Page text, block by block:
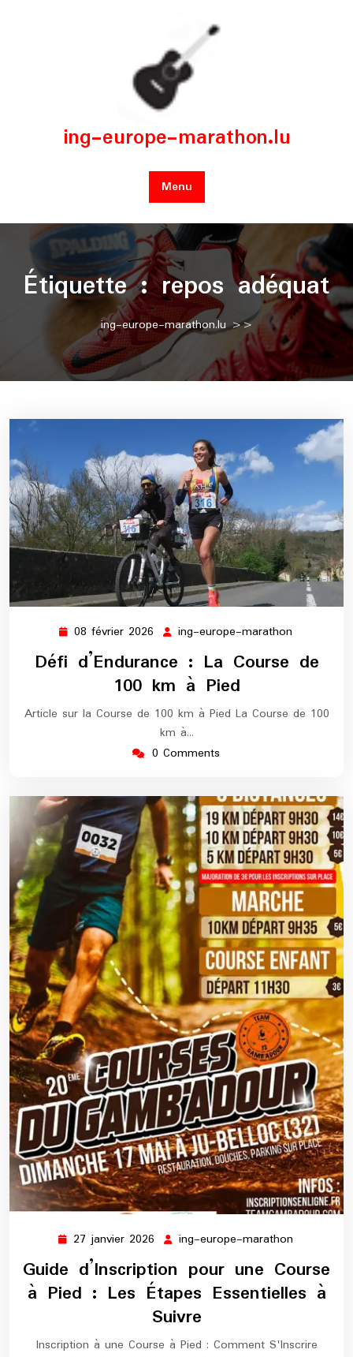
ing-europe-marathon.lu
Menu
Étiquette :repos adéquat
ing-europe-marathon.lu>>
08 février 2026 08
2026
ing-europe-marathon
europe-
marathon
Défi d’Endurance : La Course de
100 km à Pied
Article sur la Course de 100 km à Pied La Course de 100
km à…
0 Comments
27 janvier 2026 27
janvier
2026
ing-europe-marathon
marathon
Guide d’Inscription pour une Course
à Pied : Les Étapes Essentielles à
Suivre
Inscription à une Course à Pied : Comment S'Inscrire